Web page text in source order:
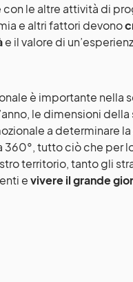
le altre attività di
e altri fattori devono
e il valore di
è importante nella
le dimensioni
a determinare
360°, tutto ciò che per
territorio, tanto gli
evivere il grande